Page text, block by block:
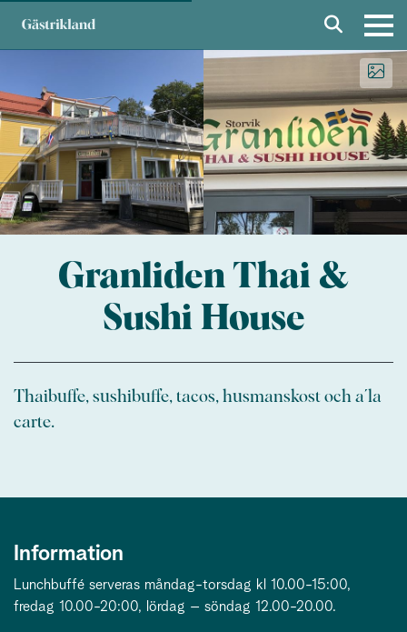
Granliden Thai &
Sushi House
Thaibuffe, sushibuffe, tacos, husmanskost och a´la
carte.
Information
Lunchbuffé serveras måndag-torsdag kl 10.00-15:00,
fredag 10.00-20:00, lördag – söndag 12.00-20.00.